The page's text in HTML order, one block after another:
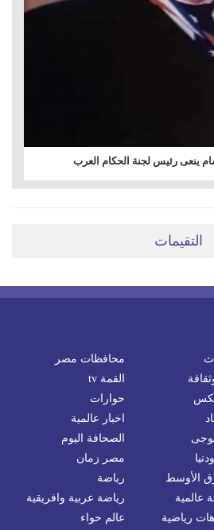
ينعى رئيس لجنة الحكام العرب
التقيمات
محافظات مصر
القمة tv
حوارات
اخبار عالمية
الصحافة اليوم
مصر زمان
الأوسط
رياضة
عالمية
رياضة عربية وافريقية
رياضية عالم حواء